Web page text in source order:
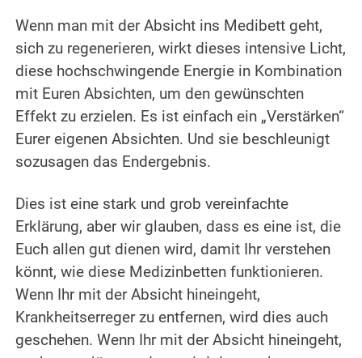
Wenn man mit der Absicht ins Medibett geht,
sich zu regenerieren, wirkt dieses intensive Licht,
diese hochschwingende Energie in Kombination
mit Euren Absichten, um den gewünschten
Effekt zu erzielen. Es ist einfach ein „Verstärken“
Eurer eigenen Absichten. Und sie beschleunigt
sozusagen das Endergebnis.
Dies ist eine stark und grob vereinfachte
Erklärung, aber wir glauben, dass es eine ist, die
Euch allen gut dienen wird, damit Ihr verstehen
könnt, wie diese Medizinbetten funktionieren.
Wenn Ihr mit der Absicht hineingeht,
Krankheitserreger zu entfernen, wird dies auch
geschehen. Wenn Ihr mit der Absicht hineingeht,